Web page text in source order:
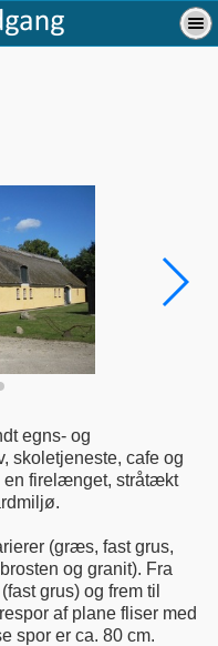
egns- og
skoletjeneste, cafe og
en firelænget, stråtækt
(græs, fast grus,
og granit). Fra
grus) og frem til
af plane fliser med
spor er ca. 80 cm.